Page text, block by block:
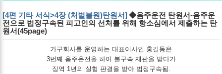
[4편 기타 서식>4장 (처벌불원)탄원서]◆음주운전 탄원서-음주운
전으로 법정구속된 피고인의 선처를 위해 항소심에서 제출하는 탄
원서(45page)
가구회사를 운영하는 대표이사인 홍길동은
3번째 음주운전을 하여 불구속 재판을 받다가
징역 1년의 실형 판결을 받아 법정구속됨.